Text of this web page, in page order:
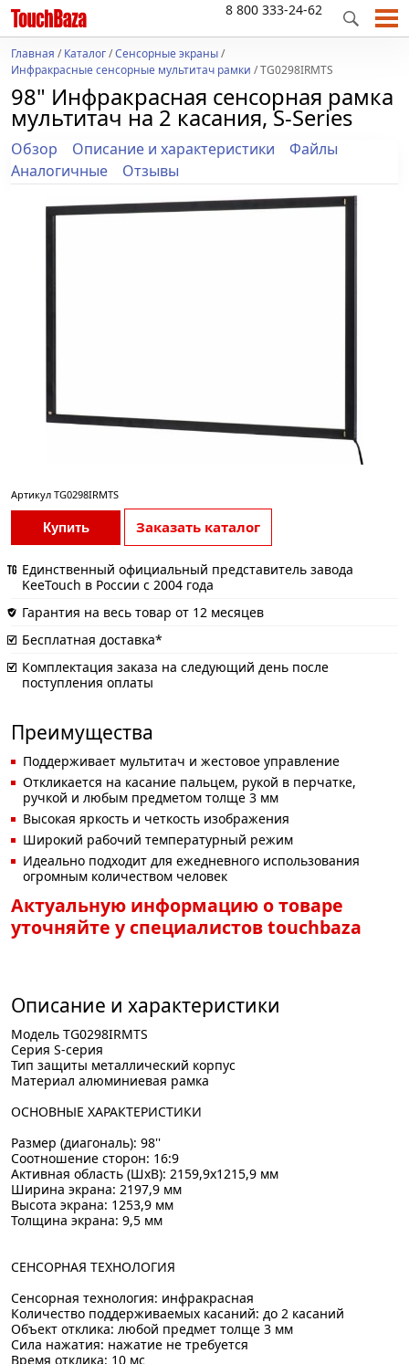
8 800 333-24-62
Главная /Каталог/Сенсорные экраны/
Инфракрасные сенсорные мультитач рамки / TG0298IRMTS
98" Инфракрасная сенсорная рамка
мультитач на 2 касания, S-Series
Обзор Описание и характеристики
Файлы
Аналогичные
Отзывы
Артикул TG0298IRMTS
Купить Заказать каталог
Единственный официальный представитель завода
KeeTouch в России с 2004 года
Гарантия на весь товар от 12 месяцев
Бесплатная доставка*
Комплектация заказа на следующий день после
поступления оплаты
Преимущества
Поддерживает мультитач и жестовое управление
Откликается на касание пальцем, рукой в перчатке,
ручкой и любым предметом толще 3 мм
Высокая яркость и четкость изображения
Широкий рабочий температурный режим
Идеально подходит для ежедневного использования
огромным количеством человек
Актуальную информацию о товаре
уточняйте у специалистов touchbaza
Описание и характеристики
Модель TG0298IRMTS
Серия S-серия
Тип защиты металлический корпус
Материал алюминиевая рамка
ОСНОВНЫЕ ХАРАКТЕРИСТИКИ
Размер (диагональ): 98''
Соотношение сторон: 16:9
Активная область (ШxВ): 2159,9x1215,9 мм
Ширина экрана: 2197,9 мм
Высота экрана: 1253,9 мм
Толщина экрана: 9,5 мм
СЕНСОРНАЯ ТЕХНОЛОГИЯ
Сенсорная технология: инфракрасная
Количество поддерживаемых касаний: до 2 касаний
Объект отклика: любой предмет толще 3 мм
Сила нажатия: нажатие не требуется
Время отклика: 10 мс